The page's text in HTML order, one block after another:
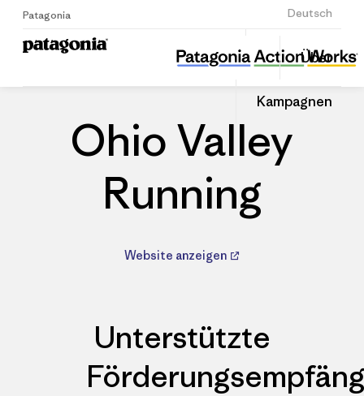
Patagonia Deutsch
Anmelden
Über
Kampagnen
Ohio Valley Running
Diesen
Beitrag
Auf
teilen
Ohio Valley
Running
Website anzeigen
Unterstützte